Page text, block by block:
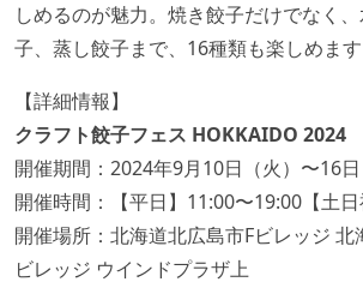
しめるのが魅力。焼き餃子だけでなく
子、蒸し餃子まで、16種類も楽しめます
【詳細情報】
クラフト餃子フェス HOKKAIDO 2024
開催期間：2024年9月10日（火）〜16日
開催時間：【平日】11:00〜19:00【土
開催場所：北海道北広島市Fビレッジ 北
ビレッジ ウインドプラザ上